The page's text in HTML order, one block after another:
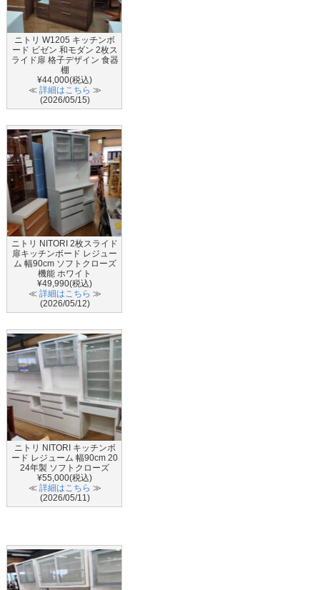
ニトリ W1205 キッチンボ
ード ビゼン 和モダン 2枚ス
ライド扉 格子デザイン 食器
棚
¥44,000(税込)
≪ 詳細はこちら ≫
(2026/05/15)
ニトリ NITORI 2枚スライド
扉キッチンボード レジュー
ム 幅90cm ソフトクローズ
機能 ホワイト
¥49,990(税込)
≪ 詳細はこちら ≫
(2026/05/12)
ニトリ NITORI キッチンボ
ード レジューム 幅90cm 20
24年製 ソフトクローズ
¥55,000(税込)
≪ 詳細はこちら ≫
(2026/05/11)